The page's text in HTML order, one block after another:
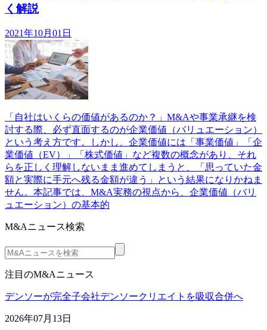
く解説
2021年10月01日
「自社はいくらの価値があるのか？」M&Aや事業承継を検
討する際、必ず直面するのが企業価値（バリュエーション）
という考え方です。しかし、企業価値には「事業価値」「企
業価値（EV）」「株式価値」など複数の概念があり、それ
らを正しく理解しないまま進めてしまうと、「思っていた金
額と実際に手元へ残る金額が違う」という結果になりかねま
せん。本記事では、M&A実務の視点から、企業価値（バリ
ュエーション）の基本的
M&Aニュース検索
注目のM&Aニュース
デンソーが完全子会社デンソークリエイトを吸収合併へ
2026年07月13日